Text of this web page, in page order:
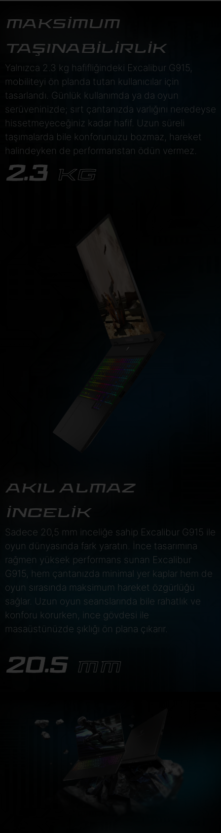
MAKSİMUM
TAŞINABİLİRLİK
Yalnızca 2.3 kg hafifliğindeki Excalibur G915,
mobiliteyi ön planda tutan kullanıcılar için
tasarlandı. Günlük kullanımda ya da oyun
serüveninizde; sırt çantanızda varlığını neredeyse
hissetmeyeceğiniz kadar hafif. Uzun süreli
taşımalarda bile konforunuzu bozmaz, hareket
halindeyken de performanstan ödün vermez.
2.3 KG
AKIL ALMAZ
İNCELİK
Sadece 20,5 mm inceliğe sahip Excalibur G915 ile
oyun dünyasında fark yaratın. İnce tasarımına
rağmen yüksek performans sunan Excalibur
G915, hem çantanızda minimal yer kaplar hem de
oyun sırasında maksimum hareket özgürlüğü
sağlar. Uzun oyun seanslarında bile rahatlık ve
konforu korurken, ince gövdesi ile
masaüstünüzde şıklığı ön plana çıkarır.
20.5 MM